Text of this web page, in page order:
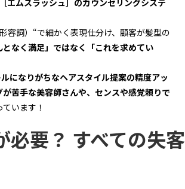
エムスラッシュ］のカウンセリングシステ
容詞）“で細かく表現仕分け、顧客が髪型の
となく満足」ではなく「これを求めてい
になりがちなヘアスタイル提案の精度アッ
苦手な美容師さんや、センスや感覚頼りで
います！
要？ すべての失客